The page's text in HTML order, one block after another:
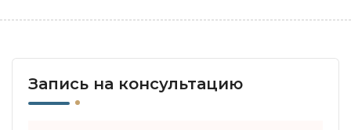
Запись на консультацию